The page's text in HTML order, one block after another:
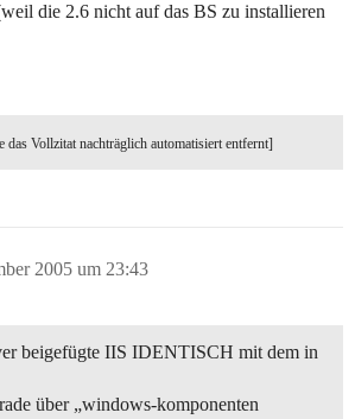
die 2.6 nicht auf das BS zu installieren
Vollzitat nachträglich automatisiert entfernt]
2005 um 23:43
beigefügte IIS IDENTISCH mit dem in
über „windows-komponenten